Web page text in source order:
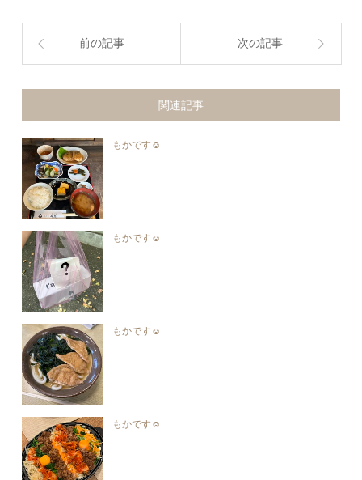
前の記事 次の記事
関連記事
もかです☺︎︎
もかです☺︎︎
もかです☺︎︎
もかです☺︎︎